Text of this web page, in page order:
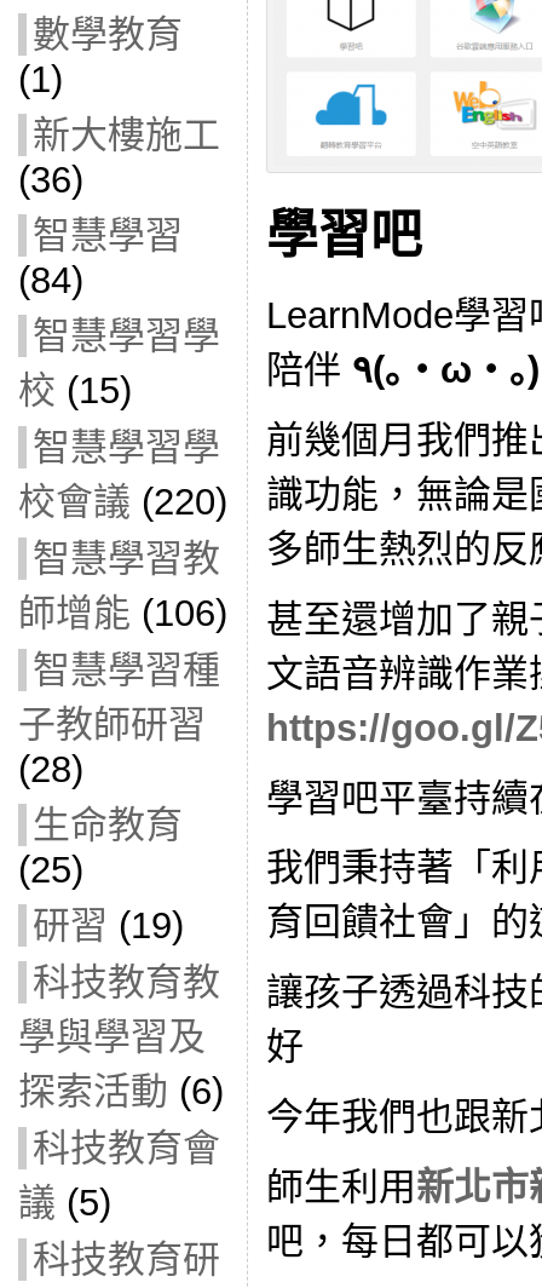
數學教育
(1)
新大樓施工
(36)
智慧學習
(84)
智慧學習學
校 (15)
智慧學習學
校會議 (220)
智慧學習教
師增能 (106)
智慧學習種
子教師研習
(28)
生命教育
(25)
研習 (19)
科技教育教
學與學習及
探索活動 (6)
科技教育會
議 (5)
科技教育研
學習吧
LearnMode學
陪伴 ٩(｡・ω・｡)
前幾個月我們
識功能，無論
多師生熱烈的反
甚至還增加了
文語音辨識作業
https://goo.gl/
學習吧平臺持續
我們秉持著「
育回饋社會」的
讓孩子透過科
好
今年我們也跟
師生利用新北市
吧，每日都可